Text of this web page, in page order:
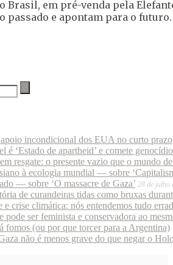
Brasil, em pré-venda pela
passado e apontam para o
incondicional dos EUA no curto
é ‘Estado de apartheid’ e comete
resgate: o presente vazio que o mundo
à ecologia mundial — sobre
— sobre ‘O massacre de Gaza’ 28 de julho
de curandeiras tidas como bruxas
e crise climática: nós entendemos tudo
pode ser feminista e conservadora ao
fomos (ou por que torcer para a Argentina)
não é menos grave do que negar o